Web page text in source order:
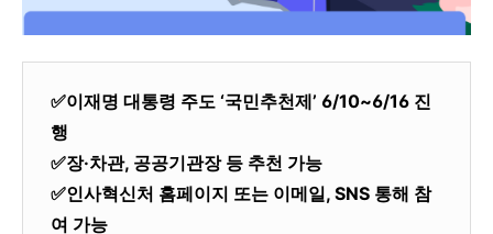
✅이재명 대통령 주도 ‘국민추천제’ 6/10~6/16 진
행
✅장·차관, 공공기관장 등 추천 가능
✅인사혁신처 홈페이지 또는 이메일, SNS 통해 참
여 가능